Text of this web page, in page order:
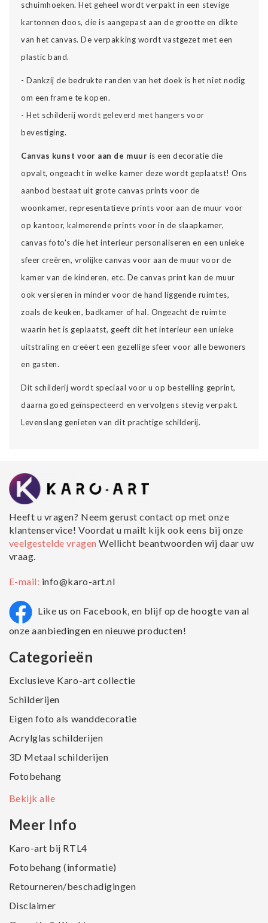
schuimhoeken. Het geheel wordt verpakt in een stevige
kartonnen doos, die is aangepast aan de grootte en dikte
van het canvas. De verpakking wordt vastgezet met een
plastic band.
- Dankzij de bedrukte randen van het doek is het niet nodig
om een frame te kopen.
- Het schilderij wordt geleverd met hangers voor
bevestiging.
Canvas kunst voor aan de muur is een decoratie die
opvalt, ongeacht in welke kamer deze wordt geplaatst! Ons
aanbod bestaat uit grote canvas prints voor de
woonkamer, representatieve prints voor aan de muur voor
op kantoor, kalmerende prints voor in de slaapkamer,
canvas foto's die het interieur personaliseren en een unieke
sfeer creëren, vrolijke canvas voor aan de muur voor de
kamer van de kinderen, etc. De canvas print kan de muur
ook versieren in minder voor de hand liggende ruimtes,
zoals de keuken, badkamer of hal. Ongeacht de ruimte
waarin het is geplaatst, geeft dit het interieur een unieke
uitstraling en creëert een gezellige sfeer voor alle bewoners
en gasten.
Dit schilderij wordt speciaal voor u op bestelling geprint,
daarna goed geïnspecteerd en vervolgens stevig verpakt.
Levenslang genieten van dit prachtige schilderij.
Heeft u vragen? Neem gerust contact op met onze
klantenservice! Voordat u mailt kijk ook eens bij onze
veelgestelde vragenWellicht beantwoorden wij daar uw
vraag.
E-mail: info@karo-art.nl
Like us on Facebook, en blijf op de hoogte van al
onze aanbiedingen en nieuwe producten!
Categorieën
Exclusieve Karo-art collectie
Schilderijen
Eigen foto als wanddecoratie
Acrylglas schilderijen
3D Metaal schilderijen
Fotobehang
Bekijk alle
Meer Info
Karo-art bij RTL4
Fotobehang (informatie)
Retourneren/beschadigingen
Disclaimer